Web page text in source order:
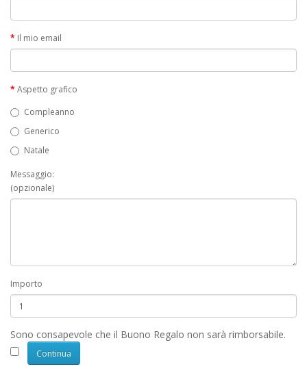
Il mio email
Aspetto grafico
Compleanno
Generico
Natale
Messaggio:
(opzionale)
Importo
Sono consapevole che il Buono Regalo non sarà rimborsabile.